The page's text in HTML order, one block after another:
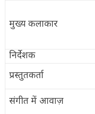
मुख्य कलाकार
निर्देशक
प्रस्तुतकर्ता
संगीत में आवाज़